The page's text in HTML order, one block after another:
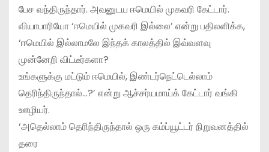
பேச வந்திருந்தார். அவனுடய ஈமெயில் முகவரி கேட்டார்.
வியாபாரியோ ‘ஈமெயில் முகவரி இல்லை’ என்று பதிலளிக்க,
‘ஈமெயில் இல்லாமலே இந்தக் காலத்தில் இவ்வளவு
முன்னேறி விட்டீர்களா?
உங்களுக்கு மட்டும் ஈமெயில், இண்டர்நெட்டெல்லாம்
தெரிந்திருந்தால்…?’ என்று ஆச்சர்யமாய்க் கேட்டார் வங்கி
ஊழியர்.
‘அதெல்லாம் தெரிந்திருந்தால் ஒரு கம்ப்யூட்டர் நிறுவனத்தில்
தரை